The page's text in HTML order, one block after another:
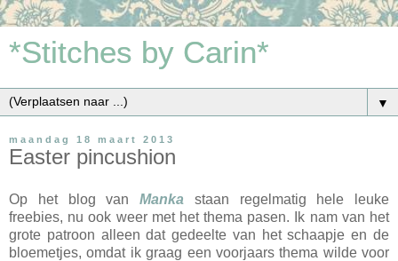
*Stitches by Carin*
▼
maandag 18 maart 2013
Easter pincushion
Op het blog van Manka staan regelmatig hele leuke
freebies, nu ook weer met het thema pasen. Ik nam van het
grote patroon alleen dat gedeelte van het schaapje en de
bloemetjes, omdat ik graag een voorjaars thema wilde voor